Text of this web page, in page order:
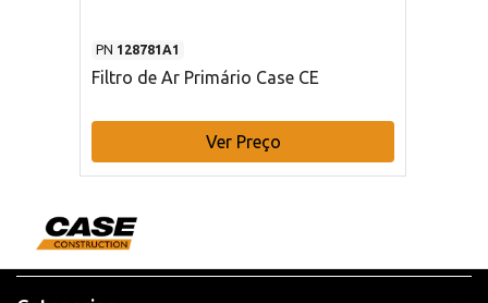
PN 128781A1
Filtro de Ar Primário Case CE
Ver Preço